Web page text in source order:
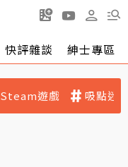
快評雜談 紳士專區
Steam遊戲 吸點迷